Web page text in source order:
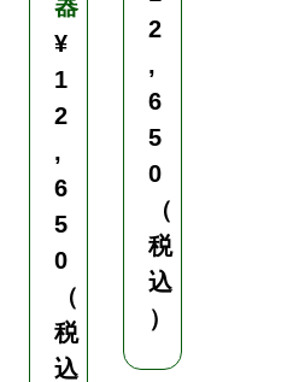
器
¥
1
2
,
6
5
0
（
税
込
2
,
6
5
0
（
税
込
）